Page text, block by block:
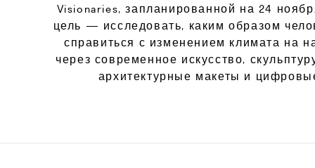
Visionaries, запланированной на 24
цель — исследовать, каким образом
справиться с изменением климата на
через современное искусство,
архитектурные макеты и